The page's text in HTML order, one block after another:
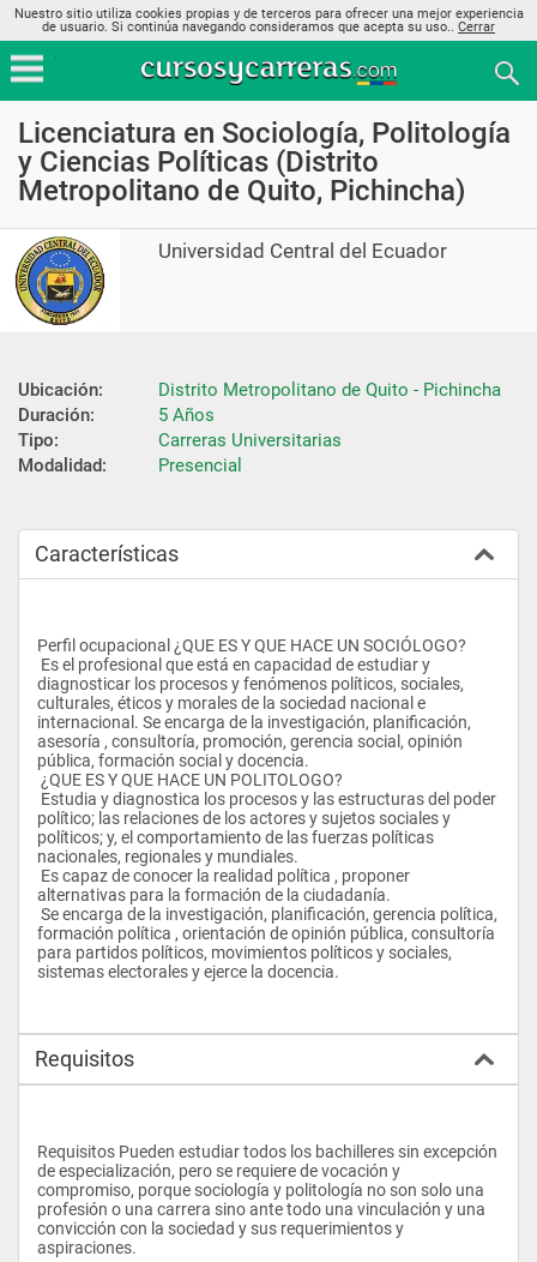
Nuestro sitio utiliza cookies propias y de terceros para ofrecer una mejor experiencia
de usuario. Si continúa navegando consideramos que acepta su uso.. Cerrar
Licenciatura en Sociología, Politología
y Ciencias Políticas (Distrito
Metropolitano de Quito, Pichincha)
Universidad Central del Ecuador
Ubicación:
Distrito Metropolitano de Quito - Pichincha
Duración:
5 Años
Tipo:
Carreras Universitarias
Modalidad:
Presencial
Características
Perfil ocupacional ¿QUE ES Y QUE HACE UN SOCIÓLOGO?
diagnosticar los procesos y fenómenos políticos, sociales,
culturales, éticos y morales de la sociedad nacional e
internacional. Se encarga de la investigación, planificación,
asesoría , consultoría, promoción, gerencia social, opinión
pública, formación social y docencia.
¿QUE ES Y QUE HACE UN POLITOLOGO?
político; las relaciones de los actores y sujetos sociales y
políticos; y, el comportamiento de las fuerzas políticas
nacionales, regionales y mundiales.
alternativas para la formación de la ciudadanía.
formación política , orientación de opinión pública, consultoría
para partidos políticos, movimientos políticos y sociales,
sistemas electorales y ejerce la docencia.
Requisitos
Requisitos Pueden estudiar todos los bachilleres sin excepción
de especialización, pero se requiere de vocación y
compromiso, porque sociología y politología no son solo una
profesión o una carrera sino ante todo una vinculación y una
convicción con la sociedad y sus requerimientos y
aspiraciones.